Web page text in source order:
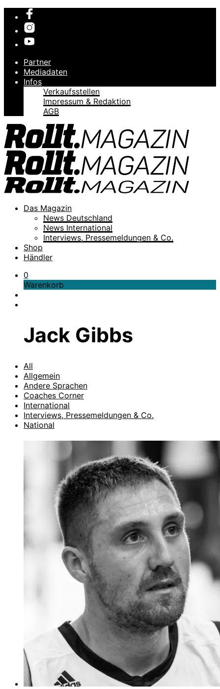
Partner
Mediadaten
Infos
Verkaufsstellen
Impressum & Redaktion
AGB
Das Magazin
News Deutschland
News International
Interviews, Pressemeldungen & Co.
Shop
Händler
0
Warenkorb
Jack Gibbs
All
Allgemein
Andere Sprachen
Coaches Corner
International
Interviews, Pressemeldungen & Co.
National